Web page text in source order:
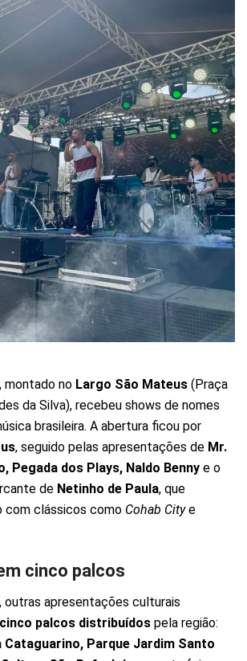
, montado no Largo São Mateus (Praça
da Silva), recebeu shows de nomes
brasileira. A abertura ficou por
, seguido pelas apresentações de Mr.
Pegada dos Plays, Naldo Benny e o
de Netinho de Paula, que
com clássicos como Cohab Citye
cinco palcos
outras apresentações culturais
cinco palcos distribuídos pela região:
Cataguarino, Parque Jardim Santo